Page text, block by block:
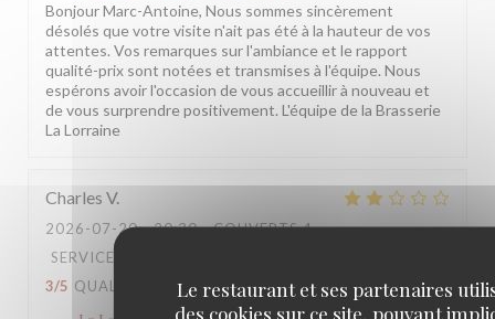
Le restaurant et ses partenaires
des cookies sur ce site, pouvant
Bonjour Marc-Antoine, Nous sommes sincèrement
désolés que votre visite n'ait pas été à la hauteur de vos
attentes. Vos remarques sur l'ambiance et le rapport
qualité-prix sont notées et transmises à l'équipe. Nous
espérons avoir l'occasion de vous accueillir à nouveau et
de vous surprendre positivement. L'équipe de la Brasserie
La Lorraine
Charles V
2026-07-20- 20:30 - COUVERTS 4
SERVICE
3/5 QUALITÉ / PRIX: 3/5